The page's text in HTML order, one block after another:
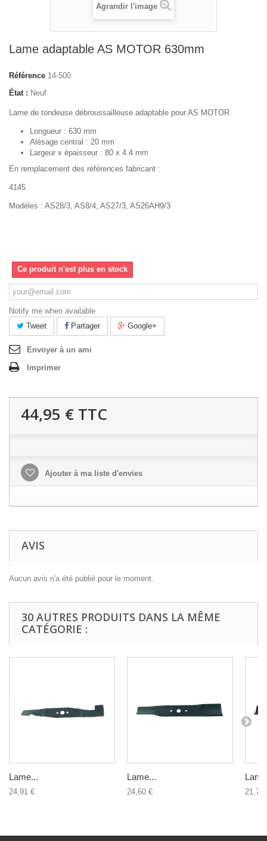
Agrandir l'image
Lame adaptable AS MOTOR 630mm
Référence 14-500
État : Neuf
Lame de tondeuse débroussailleuse adaptable pour AS MOTOR
Longueur : 630 mm
Alésage central : 20 mm
Largeur x épaisseur : 80 x 4.4 mm
En remplacement des références fabricant :
4145
Modèles : AS28/3, AS8/4, AS27/3, AS26AH9/3
Ce produit n'est plus en stock
Notify me when available
Tweet
Partager Google+
Envoyer à un ami
Imprimer
44,95 € TTC
Ajouter à ma liste d'envies
AVIS
Aucun avis n'a été publié pour le moment.
30 AUTRES PRODUITS DANS LA MÊME
CATÉGORIE :
Lame...
24,91 €
Lame...
24,60 € 21,79